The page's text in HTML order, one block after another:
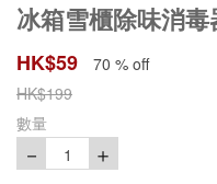
冰箱雪櫃除味消
HK$59 70 % off
HK$199
數量
－ 1 ＋